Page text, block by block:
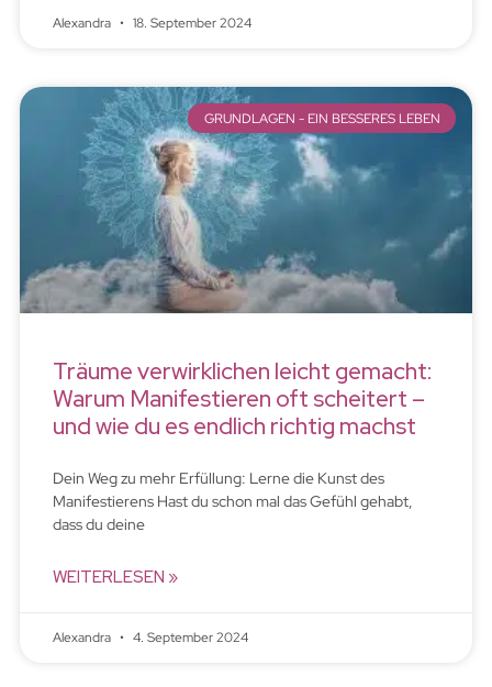
Alexandra 18. September 2024
GRUNDLAGEN - EIN BESSERES LEBEN
Träume verwirklichen leicht gemacht:
Warum Manifestieren oft scheitert –
und wie du es endlich richtig machst
Dein Weg zu mehr Erfüllung: Lerne die Kunst des
Manifestierens Hast du schon mal das Gefühl gehabt,
dass du deine
WEITERLESEN »
Alexandra 4. September 2024